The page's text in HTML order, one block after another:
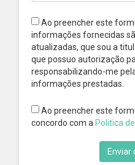
Ao preencher este
informações fornecidas
atualizadas, que sou a
que possuo autorização
responsabilizando-me
informações prestadas.
Ao preencher este
concordo com a Politica